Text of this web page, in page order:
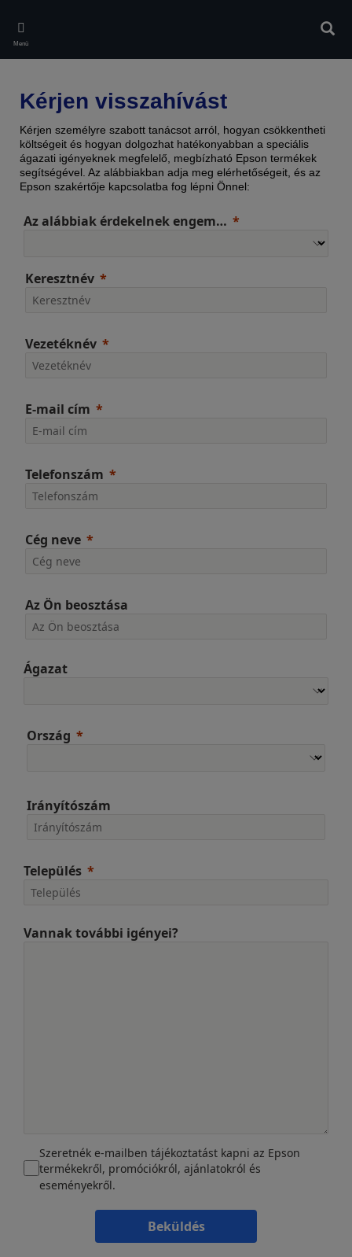
main
content
Menü
Kérjen visszahívást
Kérjen személyre szabott tanácsot arról, hogyan csökkentheti
költségeit és hogyan dolgozhat hatékonyabban a speciális
ágazati igényeknek megfelelő, megbízható Epson termékek
segítségével. Az alábbiakban adja meg elérhetőségeit, és az
Epson szakértője kapcsolatba fog lépni Önnel:
Az alábbiak érdekelnek engem…
Keresztnév
Vezetéknév
E-mail cím
Telefonszám
Cég neve
Az Ön beosztása
Ágazat
Ország
Irányítószám
Település
Vannak további igényei?
Szeretnék e-mailben tájékoztatást kapni az Epson
termékekről, promóciókról, ajánlatokról és
eseményekről.
Beküldés